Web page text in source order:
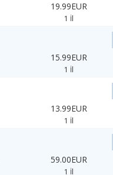
19.99EUR
1 İl
15.99EUR
1 İl
13.99EUR
1 İl
59.00EUR
1 İl